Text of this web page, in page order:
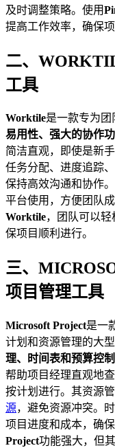
及时调整策略。使用
提高工作效率，确保项
二、
工具
Worktile是一款专为
易用性、强大的协作
简洁直观，即使是新
任务分配、进度追踪
保持高效沟通和协作。
平台使用，方便团队
Worktile，团队可以
保项目顺利进行。
三、
项目管理工具
Microsoft Project是一
计划和资源管理的大
理、时间表和预算控制
帮助项目经理直观地
按计划进行。其资源
源，避免资源冲突。
项目进度和成本，确
Project功能强大，但